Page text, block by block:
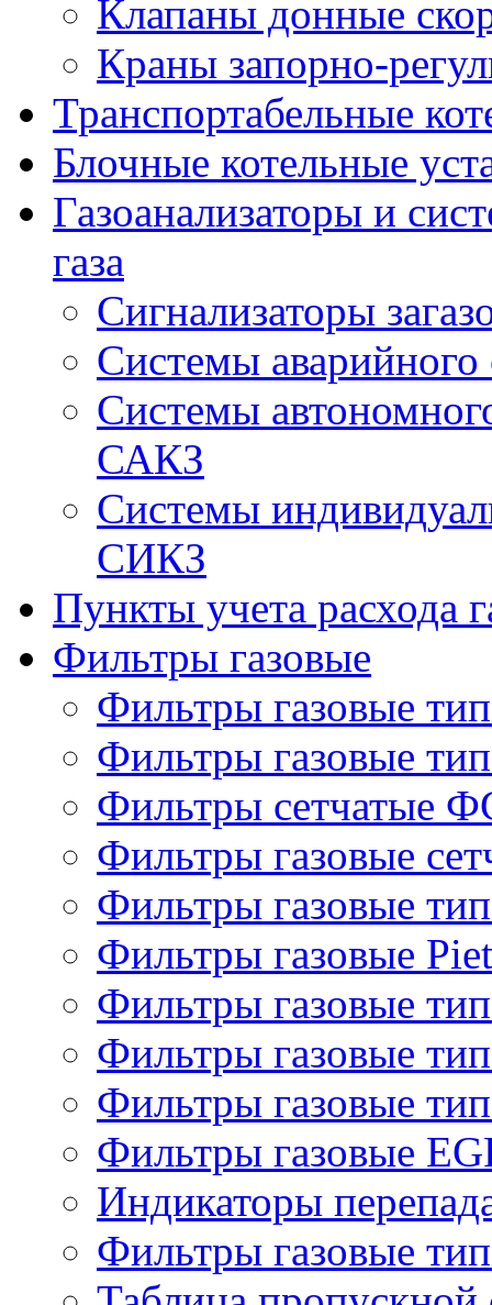
Клапаны донные
Краны запорно-
Транспортабельные
Блочные котельные
Газоанализаторы и
газа
Сигнализаторы
Системы
Системы
САКЗ
Системы
СИКЗ
Пункты учета расхода
Фильтры газовые
Фильтры газовые
Фильтры газовые
Фильтры сетчатые
Фильтры газовые
Фильтры газовые
Фильтры газовые
Фильтры газовые
Фильтры газовые
Фильтры газовые
Фильтры газовые
Индикаторы
Фильтры газовые